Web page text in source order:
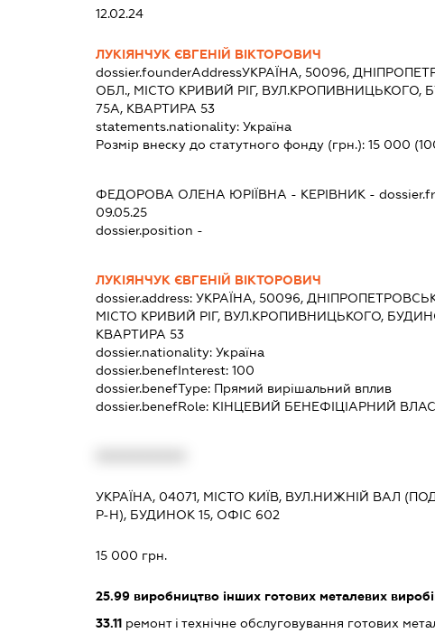
12.02.24
ЛУКІЯНЧУК ЄВГЕНІЙ ВІКТОРОВИЧ
dossier.founderAddressУКРАЇНА, 50096,
ОБЛ., МІСТО КРИВИЙ РІГ, ВУЛ.КРОПИВНИЦЬКОГО,
75А, КВАРТИРА 53
statements.nationality: Україна
Розмір внеску до статутного фонду (грн.): 15 000
ФЕДОРОВА ОЛЕНА ЮРІЇВНА - КЕРІВНИК -
09.05.25
dossier.position -
ЛУКІЯНЧУК ЄВГЕНІЙ ВІКТОРОВИЧ
dossier.address: УКРАЇНА, 50096,
МІСТО КРИВИЙ РІГ, ВУЛ.КРОПИВНИЦЬКОГО,
КВАРТИРА 53
dossier.nationality: Україна
dossier.benefInterest: 100
dossier.benefType: Прямий вирішальний вплив
dossier.benefRole: КІНЦЕВИЙ БЕНЕФІЦІАРНИЙ
УКРАЇНА, 04071, МІСТО КИЇВ, ВУЛ.НИЖНІЙ ВАЛ
Р-Н), БУДИНОК 15, ОФІС 602
15 000 грн.
25.99виробництво інших готових металевих
33.11ремонт і технічне обслуговування готових